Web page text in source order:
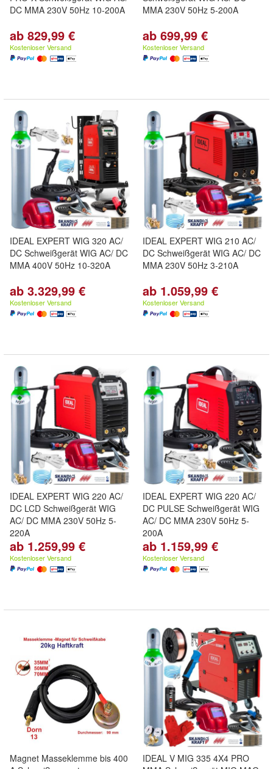
DC MMA 230V 50Hz 10-200A
ab 829,99 €
Kostenloser Versand
MMA 230V 50Hz 5-200A
ab 699,99 €
Kostenloser Versand
IDEAL EXPERT WIG 320 AC/
DC Schweißgerät WIG AC/ DC
MMA 400V 50Hz 10-320A
ab 3.329,99 €
Kostenloser Versand
IDEAL EXPERT WIG 210 AC/
DC Schweißgerät WIG AC/ DC
MMA 230V 50Hz 3-210A
ab 1.059,99 €
Kostenloser Versand
IDEAL EXPERT WIG 220 AC/
DC LCD Schweißgerät WIG
AC/ DC MMA 230V 50Hz 5-
220A
ab 1.259,99 €
Kostenloser Versand
IDEAL EXPERT WIG 220 AC/
DC PULSE Schweißgerät WIG
AC/ DC MMA 230V 50Hz 5-
200A
ab 1.159,99 €
Kostenloser Versand
Magnet Masseklemme bis 400
IDEAL V MIG 335 4X4 PRO